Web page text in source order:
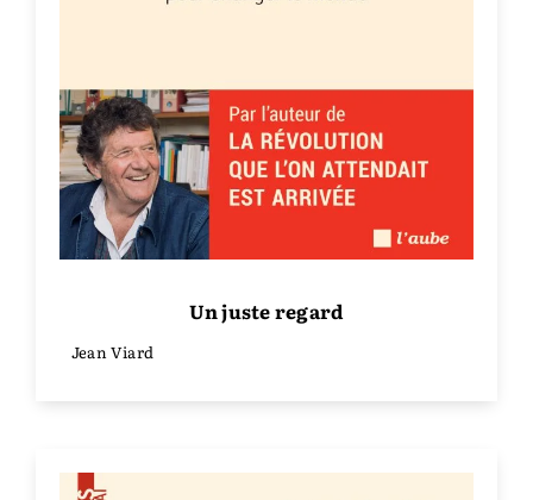
Un juste regard
Jean Viard